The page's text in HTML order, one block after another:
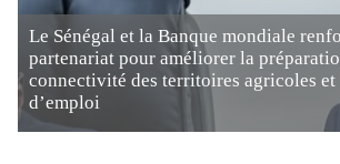
Le Sénégal et la Banque mondiale
partenariat pour améliorer la
connectivité des territoires agricoles et
d’emploi